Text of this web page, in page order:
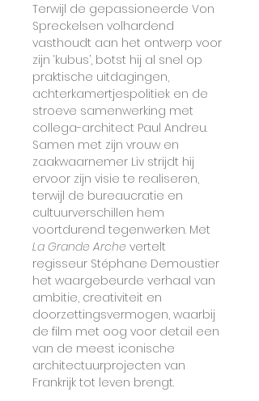
Terwijl de gepassioneerde Von
Spreckelsen volhardend
vasthoudt aan het ontwerp voor
zijn ‘kubus’, botst hij al snel op
praktische uitdagingen,
achterkamertjespolitiek en de
stroeve samenwerking met
collega-architect Paul Andreu.
Samen met zijn vrouw en
zaakwaarnemer Liv strijdt hij
ervoor zijn visie te realiseren,
terwijl de bureaucratie en
cultuurverschillen hem
voortdurend tegenwerken. Met
La Grande Arche vertelt
regisseur Stéphane Demoustier
het waargebeurde verhaal van
ambitie, creativiteit en
doorzettingsvermogen, waarbij
de film met oog voor detail een
van de meest iconische
architectuurprojecten van
Frankrijk tot leven brengt.